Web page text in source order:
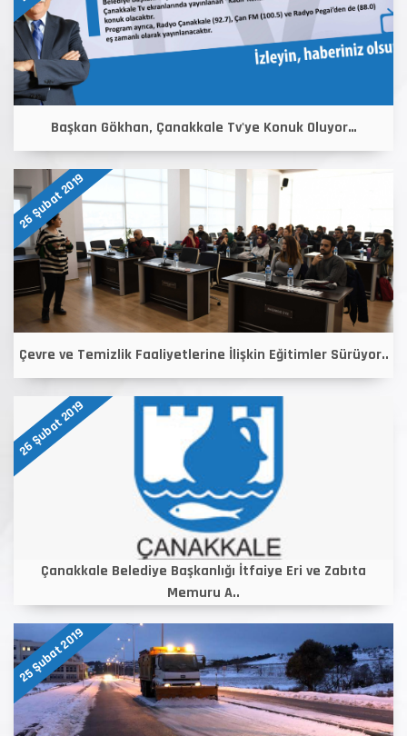
Başkan Gökhan, Çanakkale Tv'ye Konuk Oluyor…
26 Şubat 2019
Çevre ve Temizlik Faaliyetlerine İlişkin Eğitimler Sürüyor..
26 Şubat 2019
Çanakkale Belediye Başkanlığı İtfaiye Eri ve Zabıta
Memuru A..
25 Şubat 2019